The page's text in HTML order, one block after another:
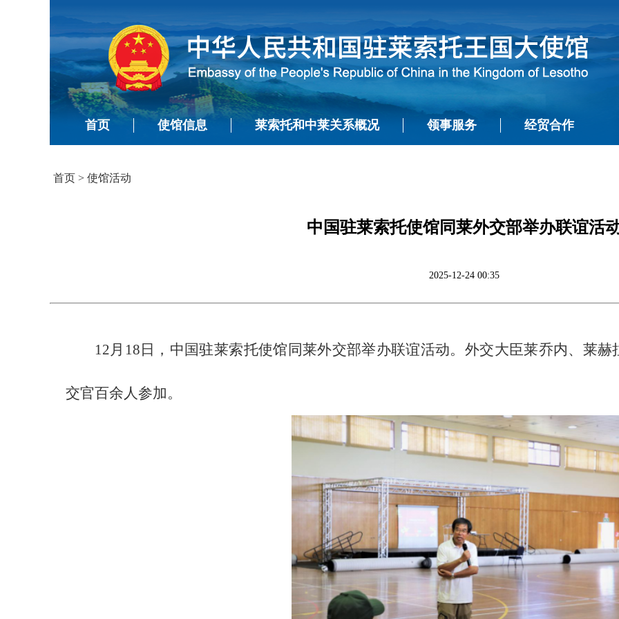
首页 使馆信息 莱索托和中莱关系概况 领事服务 经贸合作
首页 > 使馆活动
中国驻莱索托使馆同莱外交部举办联谊活
2025-12-24 00:35
12月18日，中国驻莱索托使馆同莱外交部举办联谊活动。外交大臣莱乔内、莱
交官百余人参加。